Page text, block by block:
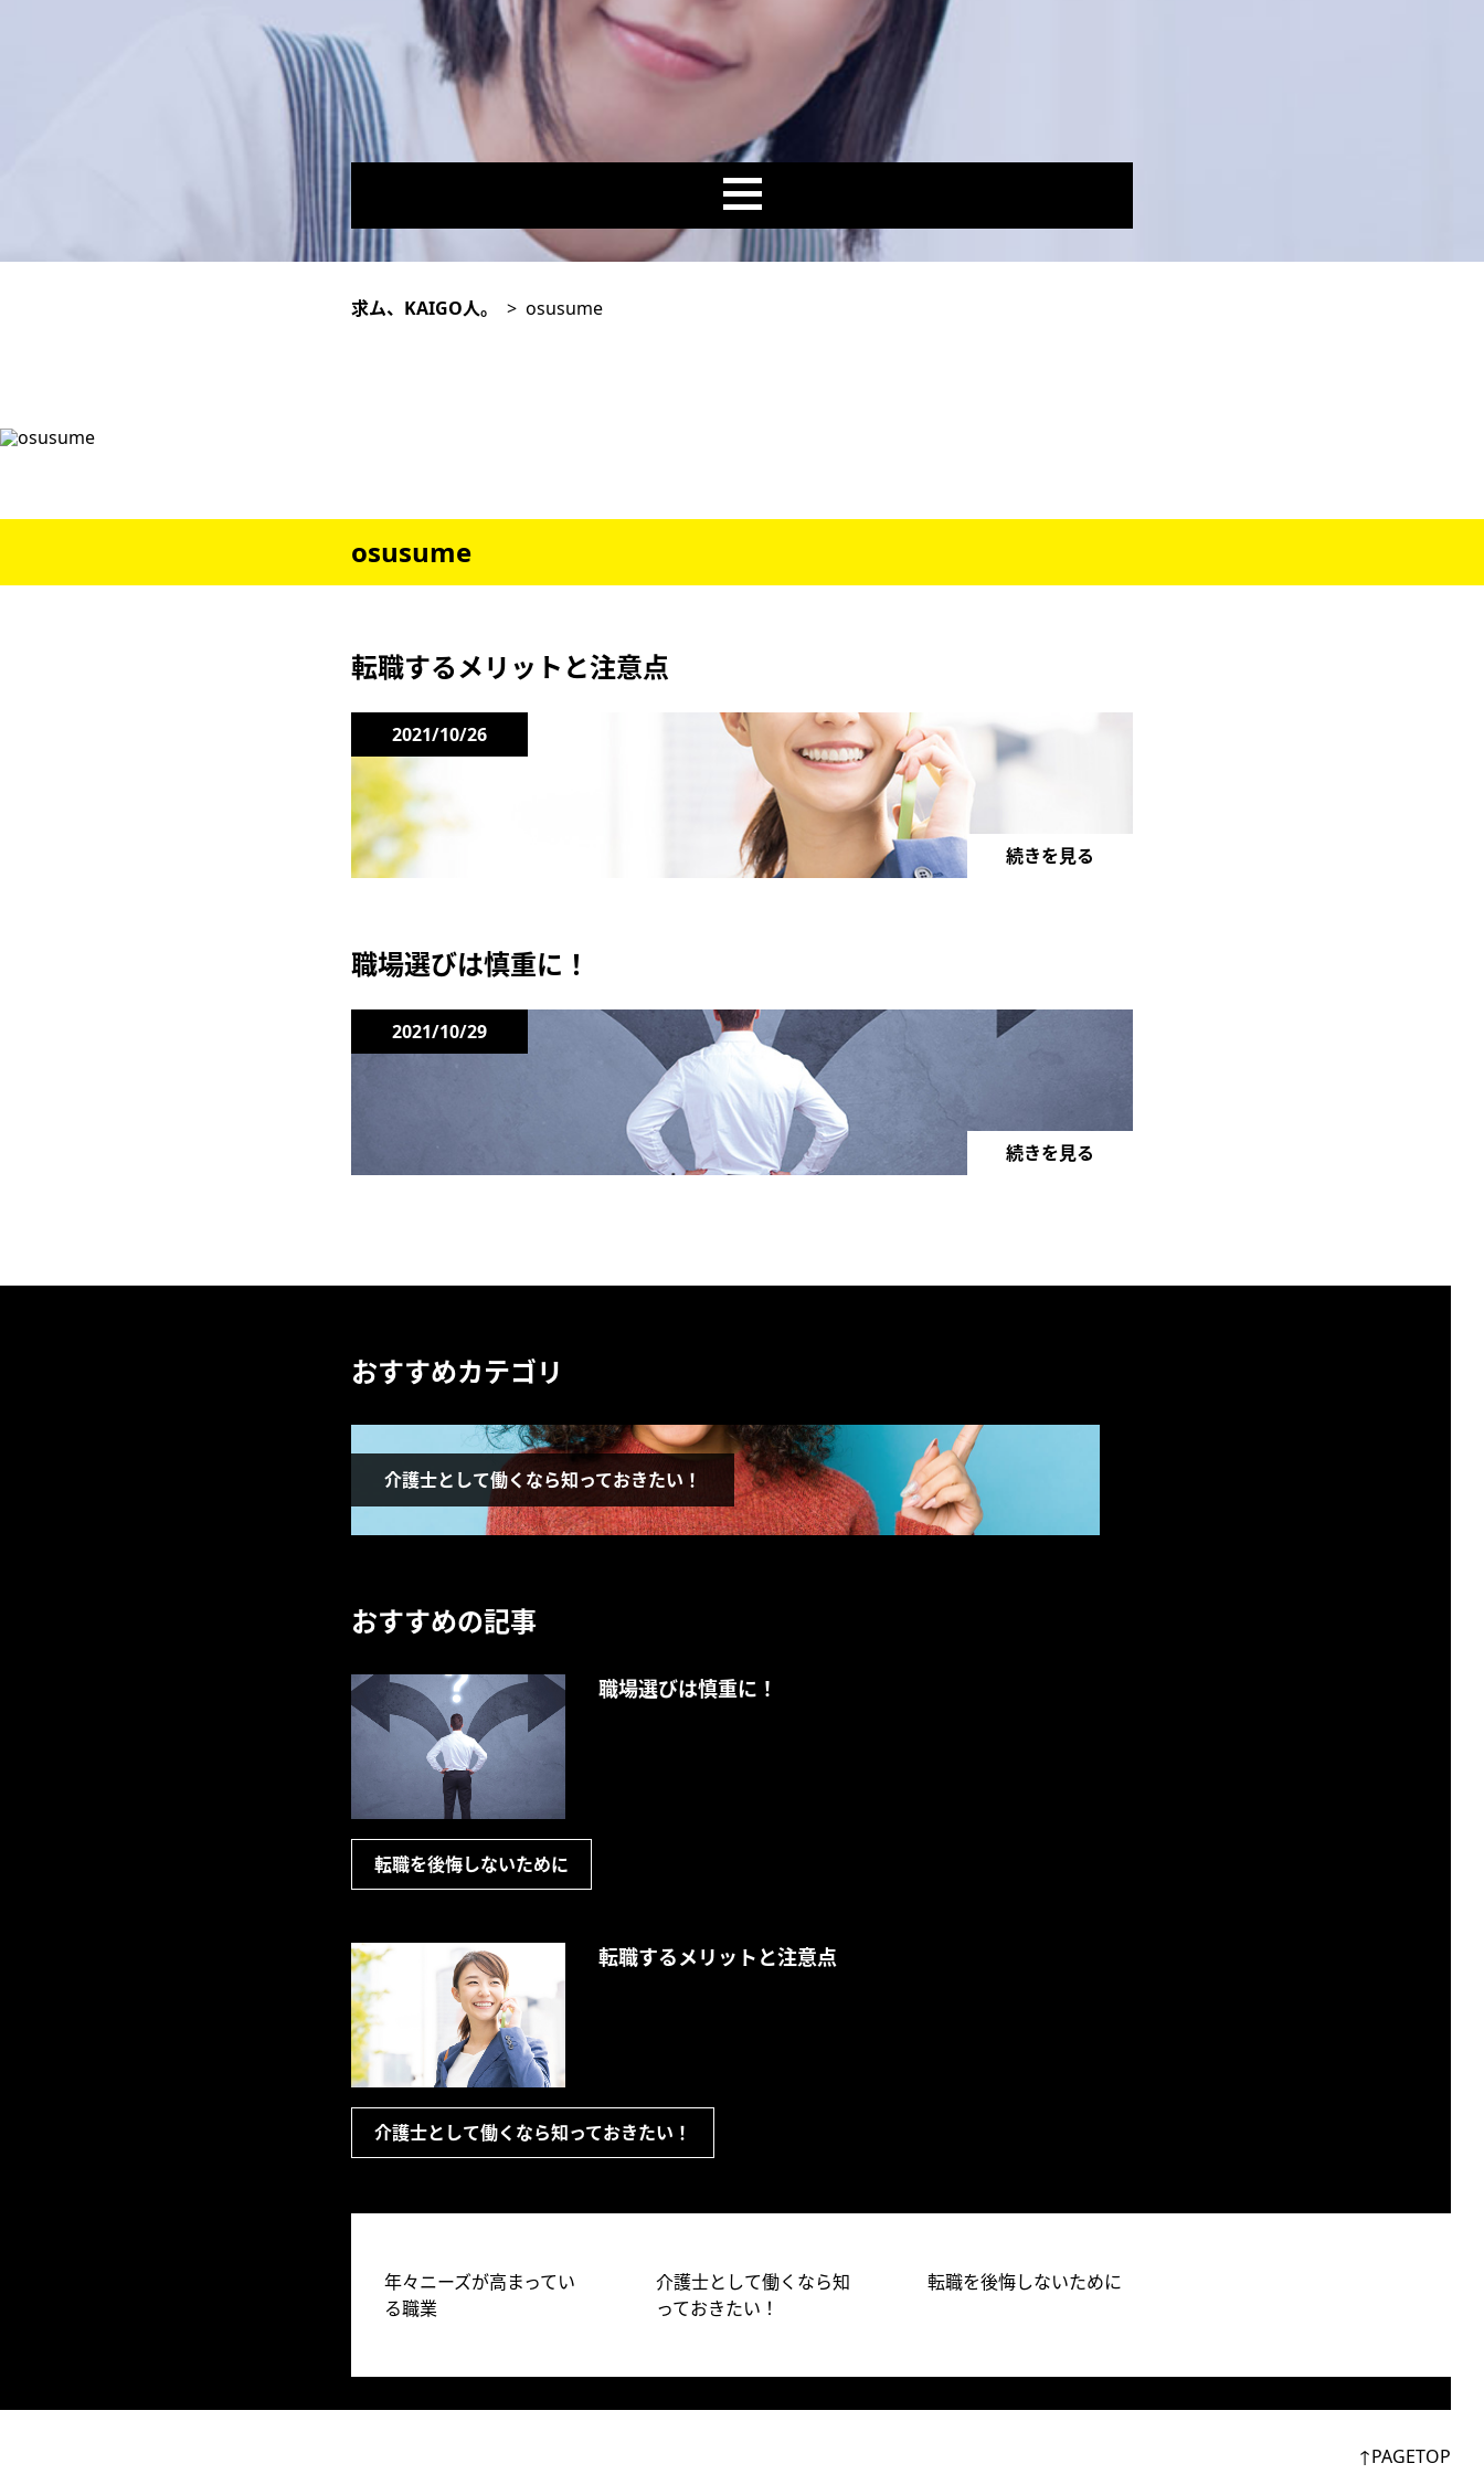
求ム、KAIGO人。 > osusume
osusume
転職するメリットと注意点
2021/10/26
続きを見る
職場選びは慎重に！
2021/10/29
続きを見る
おすすめカテゴリ
介護士として働くなら知っておきたい！
おすすめの記事
職場選びは慎重に！
転職を後悔しないために
転職するメリットと注意点
介護士として働くなら知っておきたい！
年々ニーズが高まってい
る職業
介護士として働くなら知
っておきたい！
転職を後悔しないために
↑PAGETOP